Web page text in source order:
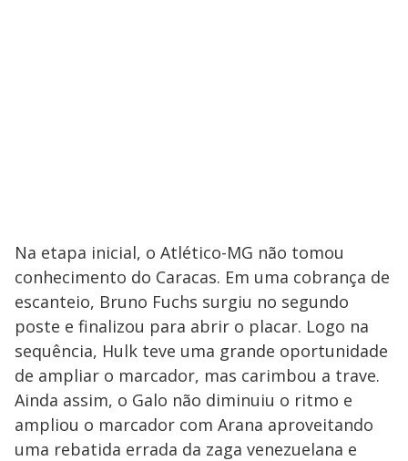
Na etapa inicial, o Atlético-MG não tomou
conhecimento do Caracas. Em uma cobrança de
escanteio, Bruno Fuchs surgiu no segundo
poste e finalizou para abrir o placar. Logo na
sequência, Hulk teve uma grande oportunidade
de ampliar o marcador, mas carimbou a trave.
Ainda assim, o Galo não diminuiu o ritmo e
ampliou o marcador com Arana aproveitando
uma rebatida errada da zaga venezuelana e